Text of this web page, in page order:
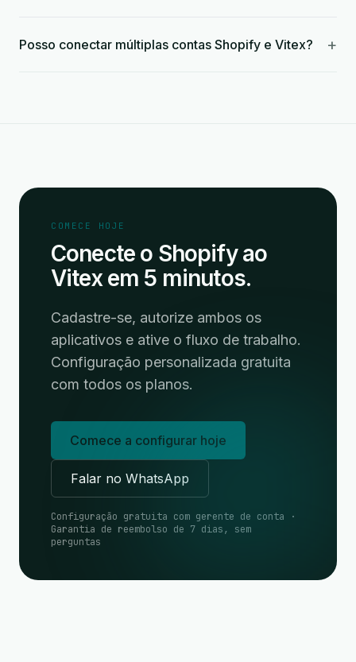
Posso conectar múltiplas contas Shopify e Vitex? +
COMECE HOJE
Conecte o Shopify ao
Vitex em 5 minutos.
Cadastre-se, autorize ambos os
aplicativos e ative o fluxo de trabalho.
Configuração personalizada gratuita
com todos os planos.
Comece a configurar hoje
Falar no WhatsApp
Configuração gratuita com gerente de conta ·
Garantia de reembolso de 7 dias, sem
perguntas